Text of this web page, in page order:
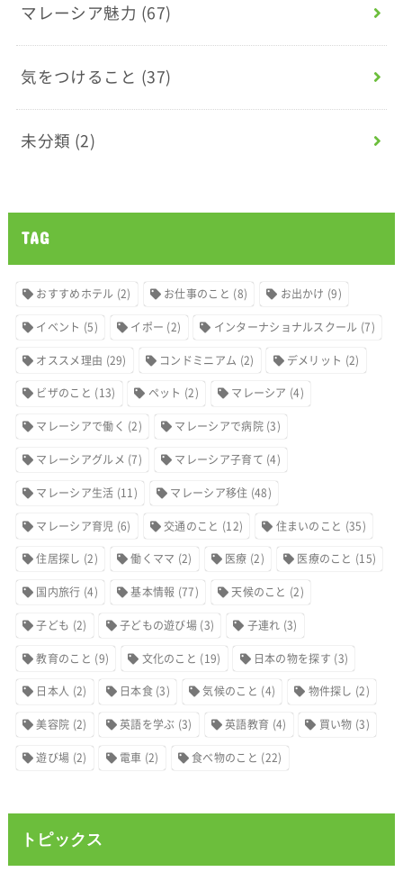
マレーシア魅力 (67)
気をつけること (37)
未分類 (2)
TAG
おすすめホテル (2) お仕事のこと (8) お出かけ (9)
イベント (5) イポー (2) インターナショナルスクール (7)
オススメ理由 (29) コンドミニアム (2) デメリット (2)
ビザのこと (13) ペット (2) マレーシア (4)
マレーシアで働く (2) マレーシアで病院(3)
マレーシアグルメ (7) マレーシア子育て (4)
マレーシア生活 (11) マレーシア移住 (48)
マレーシア育児 (6) 交通のこと (12) 住まいのこと (35)
住居探し (2) 働くママ (2) 医療 (2) 医療のこと (15)
国内旅行 (4) 基本情報 (77) 天候のこと (2)
子ども (2) 子どもの遊び場 (3) 子連れ (3)
教育のこと (9) 文化のこと (19) 日本の物を探す (3)
日本人 (2) 日本食(3) 気候のこと (4) 物件探し (2)
美容院 (2) 英語を学ぶ (3) 英語教育 (4) 買い物 (3)
遊び場 (2) 電車 (2) 食べ物のこと (22)
トピックス